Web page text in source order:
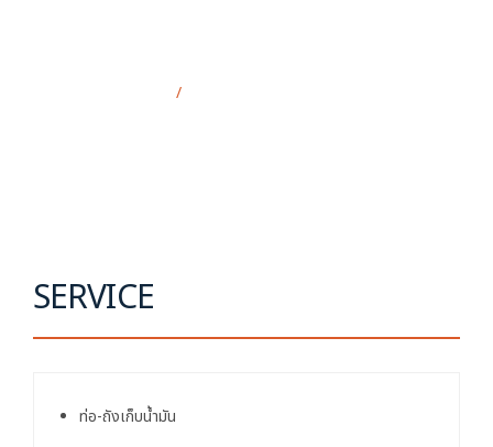
/
SERVICE
ท่อ-ถังเก็บน้ำมัน